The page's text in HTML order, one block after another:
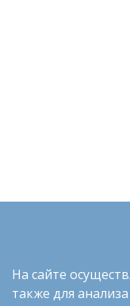
На сайте
также для